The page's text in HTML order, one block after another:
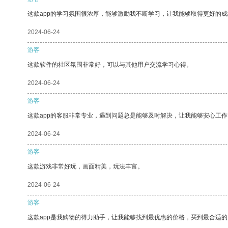
这款app的学习氛围很浓厚，能够激励我不断学习，让我能够取得更好的成
2024-06-24
游客
这款软件的社区氛围非常好，可以与其他用户交流学习心得。
2024-06-24
游客
这款app的客服非常专业，遇到问题总是能够及时解决，让我能够安心工作
2024-06-24
游客
这款游戏非常好玩，画面精美，玩法丰富。
2024-06-24
游客
这款app是我购物的得力助手，让我能够找到最优惠的价格，买到最合适的